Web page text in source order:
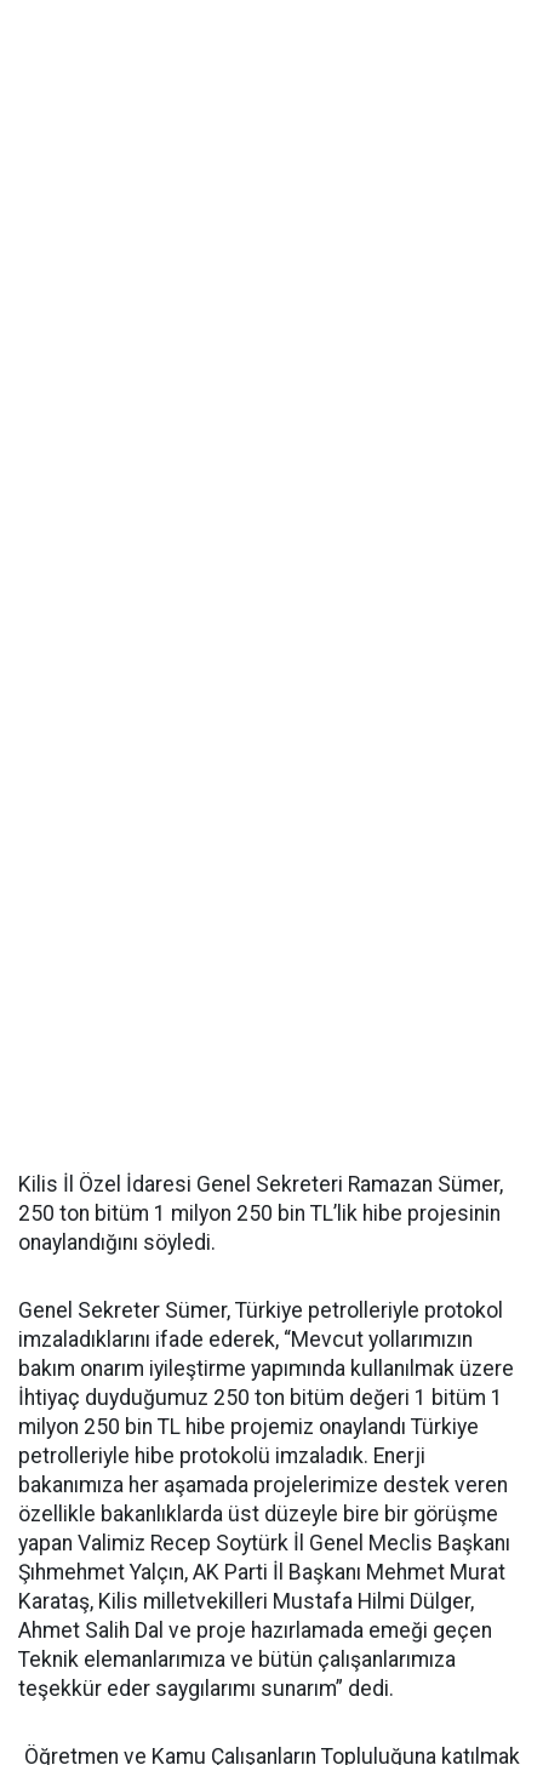
Kilis İl Özel İdaresi Genel Sekreteri Ramazan Sümer,
250 ton bitüm 1 milyon 250 bin TL’lik hibe projesinin
onaylandığını söyledi.
Genel Sekreter Sümer, Türkiye petrolleriyle protokol
imzaladıklarını ifade ederek, “Mevcut yollarımızın
bakım onarım iyileştirme yapımında kullanılmak üzere
İhtiyaç duyduğumuz 250 ton bitüm değeri 1 bitüm 1
milyon 250 bin TL hibe projemiz onaylandı Türkiye
petrolleriyle hibe protokolü imzaladık. Enerji
bakanımıza her aşamada projelerimize destek veren
özellikle bakanlıklarda üst düzeyle bire bir görüşme
yapan Valimiz Recep Soytürk İl Genel Meclis Başkanı
Şıhmehmet Yalçın, AK Parti İl Başkanı Mehmet Murat
Karataş, Kilis milletvekilleri Mustafa Hilmi Dülger,
Ahmet Salih Dal ve proje hazırlamada emeği geçen
Teknik elemanlarımıza ve bütün çalışanlarımıza
teşekkür eder saygılarımı sunarım” dedi.
Öğretmen ve Kamu Çalışanların Topluluğuna katılmak